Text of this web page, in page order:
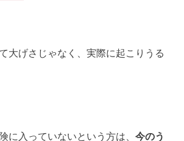
大げさじゃなく、実際に起こりうる
に入っていないという方は、今のう